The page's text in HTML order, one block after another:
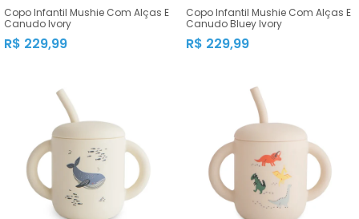
Copo Infantil Mushie Com Alças E
Canudo Ivory
R$ 229,99
Copo Infantil Mushie Com Alças E
Canudo Bluey Ivory
R$ 229,99